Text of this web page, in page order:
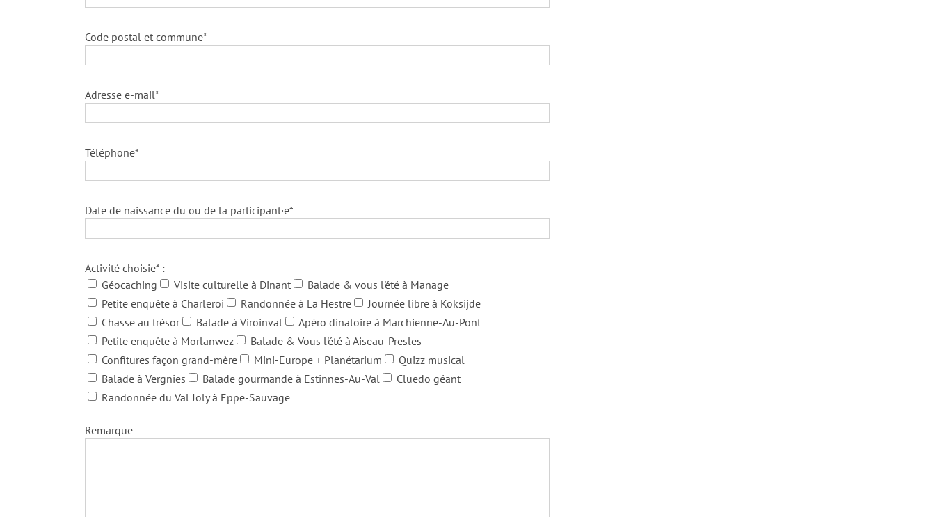
Code postal et commune*
Adresse e-mail*
Téléphone*
Date de naissance du ou de la participant·e*
Activité choisie* :
Géocaching
Visite culturelle à Dinant
Balade & vous l'été à Manage
Petite enquête à Charleroi
Randonnée à La Hestre
Journée libre à Koksijde
Chasse au trésor
Balade à Viroinval
Apéro dinatoire à Marchienne-Au-Pont
Petite enquête à Morlanwez
Balade & Vous l'été à Aiseau-Presles
Confitures façon grand-mère
Mini-Europe + Planétarium
Quizz musical
Balade à Vergnies
Balade gourmande à Estinnes-Au-Val
Cluedo géant
Randonnée du Val Joly à Eppe-Sauvage
Remarque